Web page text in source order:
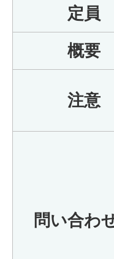
定員
概要
注意
問い合わ